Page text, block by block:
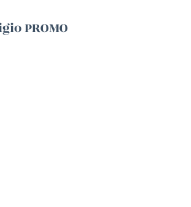
PROMO